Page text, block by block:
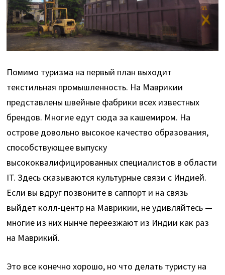
Помимо туризма на первый план выходит
текстильная промышленность. На Маврикии
представлены швейные фабрики всех известных
брендов. Многие едут сюда за кашемиром. На
острове довольно высокое качество образования,
способствующее выпуску
высококвалифицированных специалистов в области
IT. Здесь сказываются культурные связи с Индией.
Если вы вдруг позвоните в саппорт и на связь
выйдет колл-центр на Маврикии, не удивляйтесь —
многие из них нынче переезжают из Индии как раз
на Маврикий.
Это все конечно хорошо, но что делать туристу на